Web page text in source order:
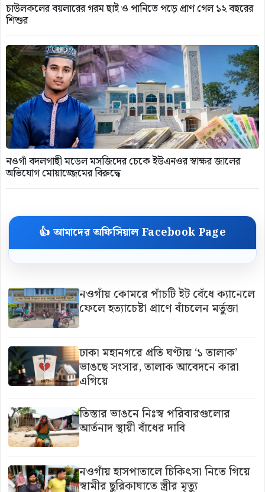
চাউলকলের বয়লারের গরম ছাই ও পানিতে পড়ে প্রাণ গেল ১২ বছরের
শিশুর
নওগাঁ বদলগাছী মডেল মসজিদের চেকে ইউএনওর স্বাক্ষর জালের
অভিযোগ মোয়াজ্জেমের বিরুদ্ধে
👍 আমাদের অফিসিয়াল Facebook Page
নওগাঁয় কোমরে পাঁচটি ইট বেঁধে ক্যানেলে
ফেলে হত্যাচেষ্টা প্রাণে বাঁচলেন মর্তুজা
ঢাকা মহানগরে প্রতি ঘণ্টায় ‘১ তালাক’
ভাঙছে সংসার, তালাক আবেদনে কারা
এগিয়ে
তিস্তার ভাঙনে নিঃস্ব পরিবারগুলোর
আর্তনাদ স্থায়ী বাঁধের দাবি
নওগাঁয় হাসপাতালে চিকিৎসা নিতে গিয়ে
স্বামীর ছুরিকাঘাতে স্ত্রীর মৃত্যু